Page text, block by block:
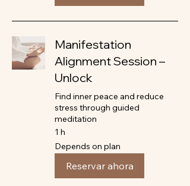
Manifestation
Alignment Session –
Unlock
Find inner peace and reduce
stress through guided
meditation
1 h
Depends
on
plan
Depends on plan
Reservar ahora